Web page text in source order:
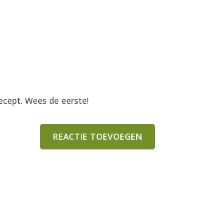
Wees de eerste!
REACTIE TOEVOEGEN